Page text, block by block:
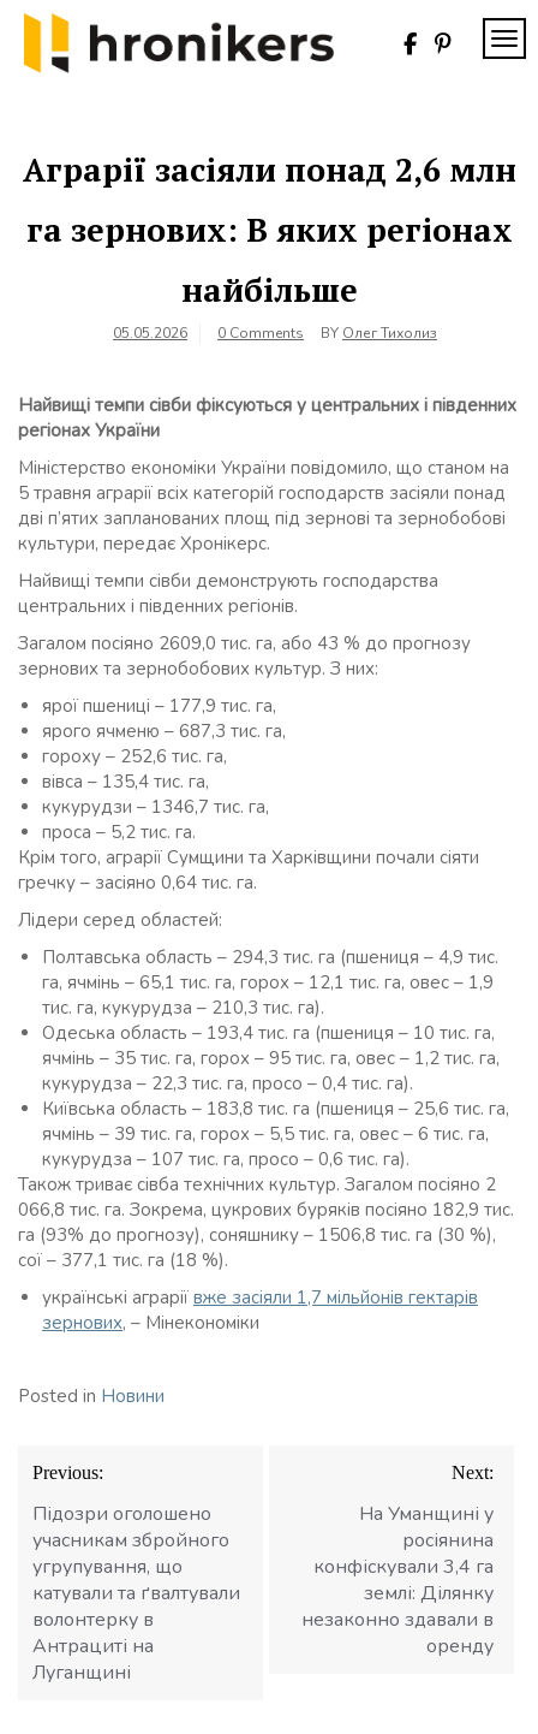
Skip
content
Аграрії засіяли понад 2,6 млн
га зернових: В яких регіонах
найбільше
05.05.2026 0 Comments BY Олег Тихолиз
Найвищі темпи сівби фіксуються у центральних і південних
регіонах України
Міністерство економіки України повідомило, що станом на
5 травня аграрії всіх категорій господарств засіяли понад
дві п’ятих запланованих площ під зернові та зернобобові
культури, передає Хронікерс.
Найвищі темпи сівби демонструють господарства
центральних і південних регіонів.
Загалом посіяно 2609,0 тис. га, або 43 % до прогнозу
зернових та зернобобових культур. З них:
ярої пшениці – 177,9 тис. га,
ярого ячменю – 687,3 тис. га,
гороху – 252,6 тис. га,
вівса – 135,4 тис. га,
кукурудзи – 1346,7 тис. га,
проса – 5,2 тис. га.
Крім того, аграрії Сумщини та Харківщини почали сіяти
гречку – засіяно 0,64 тис. га.
Лідери серед областей:
Полтавська область – 294,3 тис. га (пшениця – 4,9 тис.
га, ячмінь – 65,1 тис. га, горох – 12,1 тис. га, овес – 1,9
тис. га, кукурудза – 210,3 тис. га).
Одеська область – 193,4 тис. га (пшениця – 10 тис. га,
ячмінь – 35 тис. га, горох – 95 тис. га, овес – 1,2 тис. га,
кукурудза – 22,3 тис. га, просо – 0,4 тис. га).
Київська область – 183,8 тис. га (пшениця – 25,6 тис. га,
ячмінь – 39 тис. га, горох – 5,5 тис. га, овес – 6 тис. га,
кукурудза – 107 тис. га, просо – 0,6 тис. га).
Також триває сівба технічних культур. Загалом посіяно 2
066,8 тис. га. Зокрема, цукрових буряків посіяно 182,9 тис.
га (93% до прогнозу), соняшнику – 1506,8 тис. га (30 %),
сої – 377,1 тис. га (18 %).
українські аграрії вже засіяли 1,7 мільйонів гектарів
зернових, – Мінекономіки
Posted in Новини
Навігація
записів
Previous:
Підозри оголошено
учасникам збройного
угрупування, що
катували та ґвалтували
волонтерку в
Антрациті на
Луганщині
Next:
На Уманщині у
росіянина
конфіскували 3,4 га
землі: Ділянку
незаконно здавали в
оренду